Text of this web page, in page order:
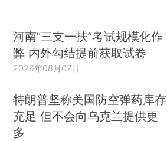
河南“三支一扶”考试规模化作
弊 内外勾结提前获取试卷
2026年08月07日
特朗普坚称美国防空弹药库存
充足 但不会向乌克兰提供更
多